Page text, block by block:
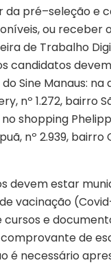
da pré–seleção e
ou receber
de Trabalho
candidatos
Sine Manaus: na
nº 1.272, bairro
shopping
nº 2.939, bairro
devem estar
vacinação
e
comprovante de
é necessário